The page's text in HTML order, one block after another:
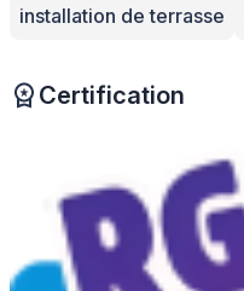
installation de terrasse
Certification